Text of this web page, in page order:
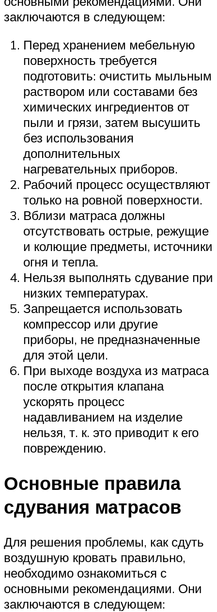
заключаются в следующем:
Перед хранением мебельную
поверхность требуется
подготовить: очистить мыльным
раствором или составами без
химических ингредиентов от
пыли и грязи, затем высушить
без использования
дополнительных
нагревательных приборов.
Рабочий процесс осуществляют
только на ровной поверхности.
Вблизи матраса должны
отсутствовать острые, режущие
и колющие предметы, источники
огня и тепла.
Нельзя выполнять сдувание при
низких температурах.
Запрещается использовать
компрессор или другие
приборы, не предназначенные
для этой цели.
При выходе воздуха из матраса
после открытия клапана
ускорять процесс
надавливанием на изделие
нельзя, т. к. это приводит к его
повреждению.
Основные правила
сдувания матрасов
Для решения проблемы, как сдуть
воздушную кровать правильно,
необходимо ознакомиться с
основными рекомендациями. Они
заключаются в следующем: